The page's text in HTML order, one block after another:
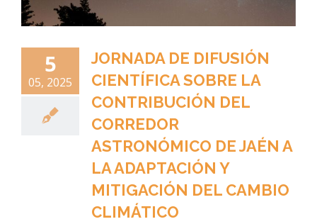
5
05, 2025
JORNADA DE DIFUSIÓN
CIENTÍFICA SOBRE LA
CONTRIBUCIÓN DEL
CORREDOR
ASTRONÓMICO DE JAÉN A
LA ADAPTACIÓN Y
MITIGACIÓN DEL CAMBIO
CLIMÁTICO